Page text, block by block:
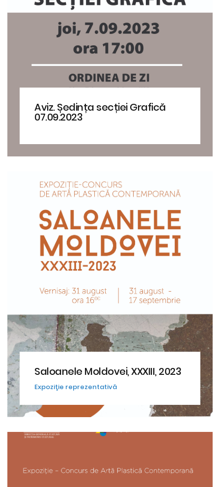
Aviz. Ședința secției Grafică
07.09.2023
Saloanele Moldovei, XXXIII, 2023
Expoziţie reprezentativă